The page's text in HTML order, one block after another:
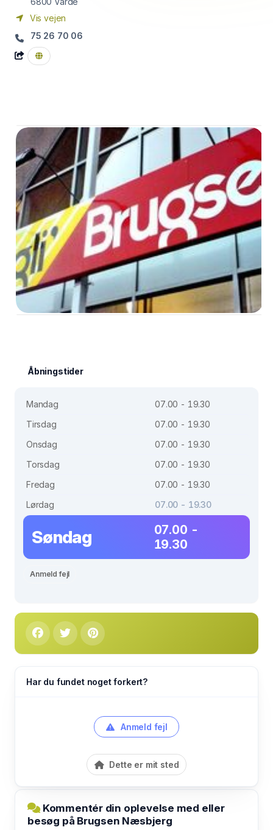
Vis vejen
75 26 70 06
Åbningstider
Mandag
07.00 - 19.30
Tirsdag
07.00 - 19.30
Onsdag
07.00 - 19.30
Torsdag
07.00 - 19.30
Fredag
07.00 - 19.30
Lørdag
07.00 - 19.30
Søndag
07.00 -
19.30
Anmeld fejl
Har du fundet noget forkert?
Anmeld fejl
Dette er mit sted
Kommentér din oplevelse med eller
besøg på Brugsen Næsbjerg